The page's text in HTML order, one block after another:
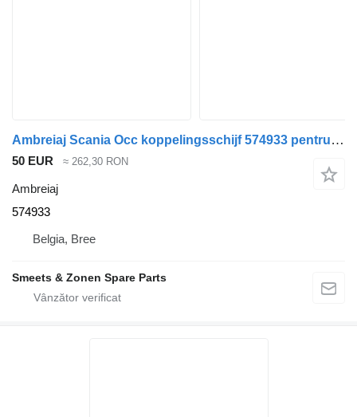
Ambreiaj Scania Occ koppelingsschijf 574933 pentru camion
50 EUR ≈ 262,30 RON
Ambreiaj
574933
Belgia, Bree
Smeets & Zonen Spare Parts